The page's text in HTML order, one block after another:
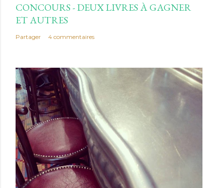
CONCOURS - DEUX LIVRES À GAGNER
ET AUTRES
Partager 4 commentaires